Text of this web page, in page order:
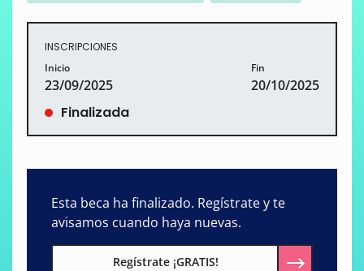
INSCRIPCIONES
Inicio
23/09/2025
Fin
20/10/2025
Finalizada
Esta beca ha finalizado. Regístrate y te
avisamos cuando haya nuevas.
Regístrate ¡GRATIS!